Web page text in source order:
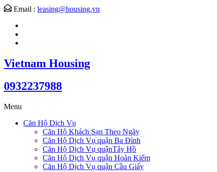
Email : leasing@housing.vn
Vietnam Housing
0932237988
Menu
Căn Hộ Dịch Vụ
Căn Hộ Khách Sạn Theo Ngày
Căn Hộ Dịch Vụ quận Ba Đình
Căn Hộ Dịch Vụ quậnTây Hồ
Căn Hộ Dịch Vụ quận Hoàn Kiếm
Căn Hộ Dịch Vụ quận Cầu Giấy